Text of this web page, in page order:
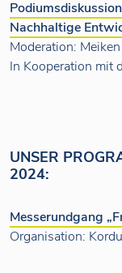
Nachhaltige
Moderation:
In Kooperation mit
UNSER
2024:
Messerundgang
Organisation: